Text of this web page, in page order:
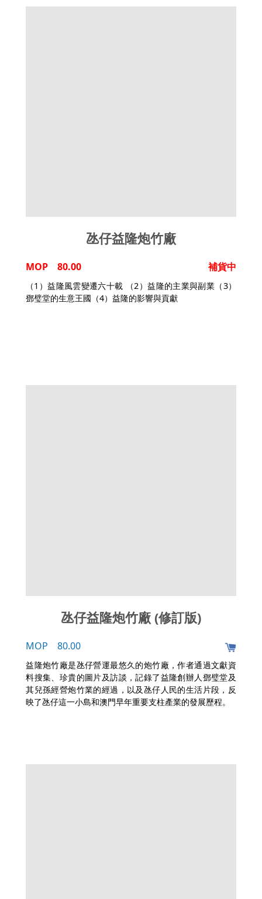
氹仔益隆炮竹廠
MOP 80.00 補貨中
（1）益隆風雲變遷六十載 （2）益隆的主業與副業（3）
鄧璧堂的生意王國（4）益隆的影響與貢獻
氹仔益隆炮竹廠 (修訂版)
MOP 80.00
益隆炮竹廠是氹仔營運最悠久的炮竹廠，作者通過文獻資
料搜集、珍貴的圖片及訪談，記錄了益隆創辦人鄧璧堂及
其兒孫經營炮竹業的經過，以及氹仔人民的生活片段，反
映了氹仔這一小島和澳門早年重要支柱產業的發展歷程。